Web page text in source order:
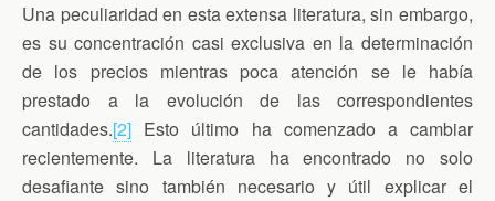
Una peculiaridad en esta extensa literatura, sin embargo,
es su concentración casi exclusiva en la determinación
de los precios mientras poca atención se le había
prestado a la evolución de las correspondientes
cantidades.[2] Esto último ha comenzado a cambiar
recientemente. La literatura ha encontrado no solo
desafiante sino también necesario y útil explicar el